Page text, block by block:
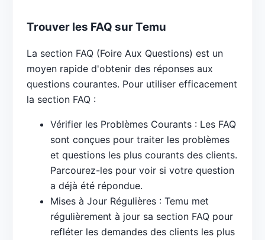
Trouver les FAQ sur Temu
La section FAQ (Foire Aux Questions) est un
moyen rapide d'obtenir des réponses aux
questions courantes. Pour utiliser efficacement
la section FAQ :
Vérifier les Problèmes Courants : Les FAQ
sont conçues pour traiter les problèmes
et questions les plus courants des clients.
Parcourez-les pour voir si votre question
a déjà été répondue.
Mises à Jour Régulières : Temu met
régulièrement à jour sa section FAQ pour
refléter les demandes des clients les plus